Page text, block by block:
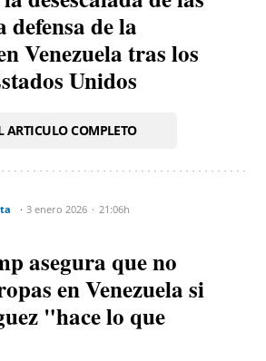
defensa de la
Venezuela tras los
Unidos
ARTICULO COMPLETO
3 enero 2026 21:06h
asegura que no
en Venezuela si
"hace lo que